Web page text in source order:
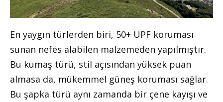
En yaygın türlerden biri, 50+ UPF koruması
sunan nefes alabilen malzemeden yapılmıştır.
Bu kumaş türü, stil açısından yüksek puan
almasa da, mükemmel güneş koruması sağlar.
Bu şapka türü aynı zamanda bir çene kayışı ve